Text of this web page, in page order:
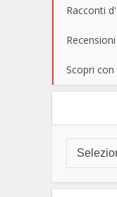
Racconti
Recensioni
Scopri con